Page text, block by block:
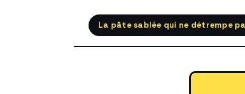
La pâte sablée qui ne détrempe